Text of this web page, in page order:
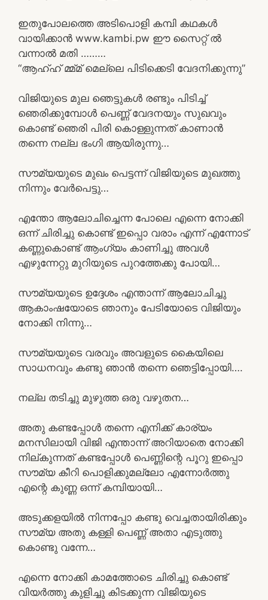
ഇതുപോലത്തെ അടിപൊളി കമ്പി കഥകൾ
വായിക്കാൻ www.kambi.pw ഈ സൈറ്റ് ൽ
വന്നാൽ മതി ………
“ആഹ്ഹ് മ്മ്മ് മെല്ലെ പിടിക്കെടി വേദനിക്കുന്നു”
വിജിയുടെ മുല ഞെട്ടുകൾ രണ്ടും പിടിച്ച്
ഞെരിക്കുമ്പോൾ പെണ്ണ് വേദനയും സുഖവും
കൊണ്ട് ഞെരി പിരി കൊള്ളുന്നത് കാണാൻ
തന്നെ നല്ല ഭംഗി ആയിരുന്നു…
സൗമ്യയുടെ മുഖം പെട്ടന്ന് വിജിയുടെ മുഖത്തു
നിന്നും വേർപെട്ടു…
എന്തോ ആലോചിച്ചെന്ന പോലെ എന്നെ നോക്കി
ഒന്ന് ചിരിച്ചു കൊണ്ട് ഇപ്പൊ വരാം എന്ന് എന്നോട്
കണ്ണുകൊണ്ട് ആംഗ്യം കാണിച്ചു അവൾ
എഴുന്നേറ്റു മുറിയുടെ പുറത്തേക്കു പോയി…
സൗമ്യയുടെ ഉദ്ദേശം എന്താന്ന് ആലോചിച്ചു
ആകാംഷയോടെ ഞാനും പേടിയോടെ വിജിയും
നോക്കി നിന്നു…
സൗമ്യയുടെ വരവും അവളുടെ കൈയിലെ
സാധനവും കണ്ടു ഞാൻ തന്നെ ഞെട്ടിപ്പോയി….
നല്ല തടിച്ചു മുഴുത്ത ഒരു വഴുതന…
അതു കണ്ടപ്പോൾ തന്നെ എനിക്ക് കാര്യം
മനസിലായി വിജി എന്താന്ന് അറിയാതെ നോക്കി
നില്കുന്നത് കണ്ടപ്പോൾ പെണ്ണിന്റെ പൂറു ഇപ്പൊ
സൗമ്യ കീറി പൊളിക്കുമല്ലോ എന്നോർത്തു
എന്റെ കുണ്ണ ഒന്ന് കമ്പിയായി…
അടുക്കളയിൽ നിന്നപ്പോ കണ്ടു വെച്ചതായിരിക്കും
സൗമ്യ അതു കള്ളി പെണ്ണ് അതാ എടുത്തു
കൊണ്ടു വന്നേ…
എന്നെ നോക്കി കാമത്തോടെ ചിരിച്ചു കൊണ്ട്
വിയർത്തു കുളിച്ചു കിടക്കുന്ന വിജിയുടെ